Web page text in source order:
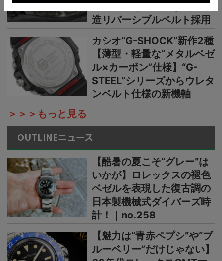
チ】小物を収納できる新構
造リバーシブルベルト採用
カシオ“G-SHOCK”新作2種
【薄型・軽量な“メタルベゼ
ル×カーボン”仕様】“G-
STEEL”シリーズからウレタ
ンベルト仕様の新機軸
＞＞＞もっと見る
OUTLINEニュース
【酷暑の夏こそ“グレー”は
いかが】ロレックスの褪色
ベゼルを表現した復古調の
日本製機械式ダイバーズ時
計！｜no.258
【魅力は“青赤ペプシ”や“ブ
ルーベリー”だけじゃない】